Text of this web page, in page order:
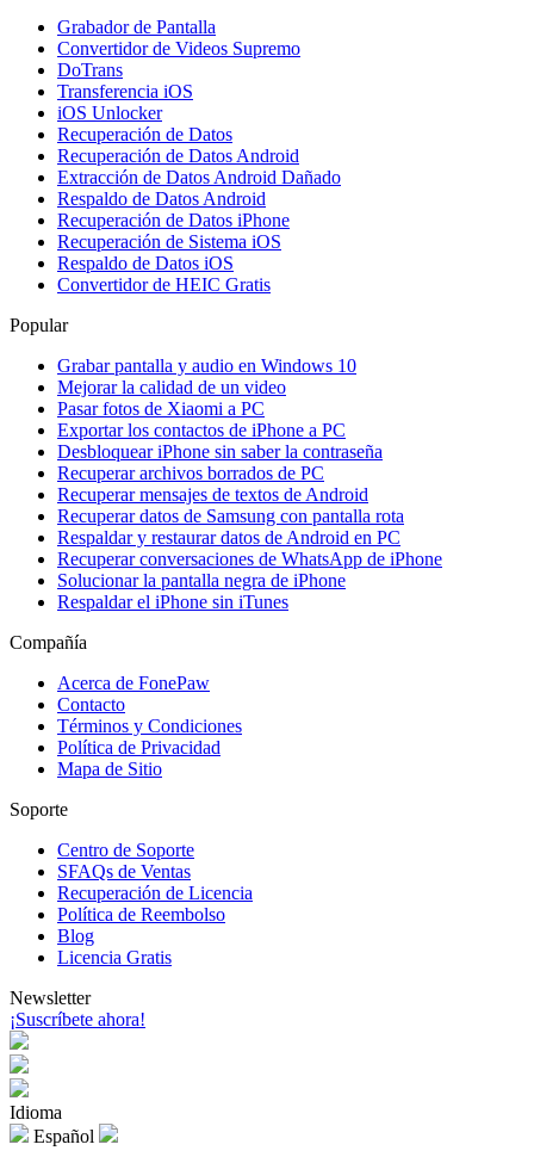
Grabador de Pantalla
Convertidor de Videos Supremo
DoTrans
Transferencia iOS
iOS Unlocker
Recuperación de Datos
Recuperación de Datos Android
Extracción de Datos Android Dañado
Respaldo de Datos Android
Recuperación de Datos iPhone
Recuperación de Sistema iOS
Respaldo de Datos iOS
Convertidor de HEIC Gratis
Popular
Grabar pantalla y audio en Windows 10
Mejorar la calidad de un video
Pasar fotos de Xiaomi a PC
Exportar los contactos de iPhone a PC
Desbloquear iPhone sin saber la contraseña
Recuperar archivos borrados de PC
Recuperar mensajes de textos de Android
Recuperar datos de Samsung con pantalla rota
Respaldar y restaurar datos de Android en PC
Recuperar conversaciones de WhatsApp de iPhone
Solucionar la pantalla negra de iPhone
Respaldar el iPhone sin iTunes
Compañía
Acerca de FonePaw
Contacto
Términos y Condiciones
Política de Privacidad
Mapa de Sitio
Soporte
Centro de Soporte
SFAQs de Ventas
Recuperación de Licencia
Política de Reembolso
Blog
Licencia Gratis
Newsletter
¡Suscríbete ahora!
Idioma
Español